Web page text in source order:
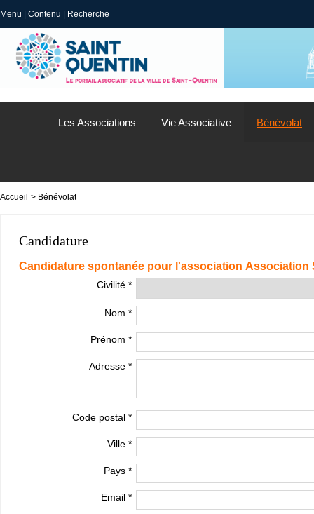
Menu Contenu Recherche
Les Associations Vie Associative Bénévolat
Accueil > Bénévolat
Candidature
Candidature spontanée pour l'association Association
Civilité *
Nom *
Prénom *
Adresse *
Code postal *
Ville *
Pays *
Email *